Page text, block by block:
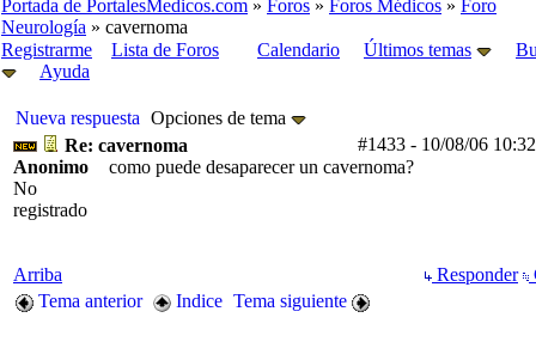
Portada de PortalesMedicos.com » Foros » Foros Médicos » Foro
Neurología » cavernoma
Registrarme
Lista de Foros Calendario Últimos temas
Ayuda
Nueva respuesta Opciones de tema
#1433 - 10/08/06
Re: cavernoma
Anonimo
No
registrado
como puede desaparecer un cavernoma?
Arriba Responder
Tema anterior
Indice Tema siguiente